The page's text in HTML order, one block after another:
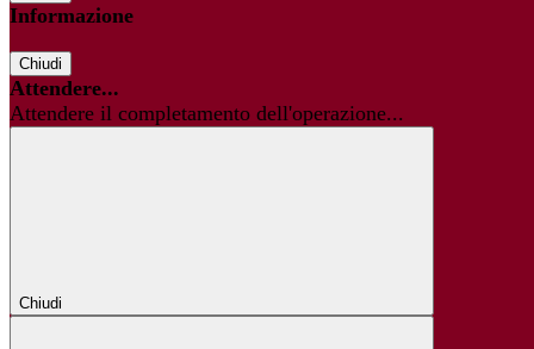
Informazione
Chiudi
Attendere...
Attendere il completamento dell'operazione...
Chiudi